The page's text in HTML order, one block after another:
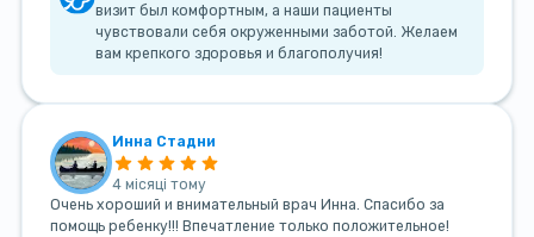
визит был комфортным, а наши пациенты
чувствовали себя окруженными заботой. Желаем
вам крепкого здоровья и благополучия!
Инна Стадни
4 місяці тому
Очень хороший и внимательный врач Инна. Спасибо за
помощь ребенку!!! Впечатление только положительное!